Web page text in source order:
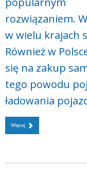
rozwiązaniem.
w wielu krajach
Również w
się na zakup
tego powodu
ładowania
Więcej